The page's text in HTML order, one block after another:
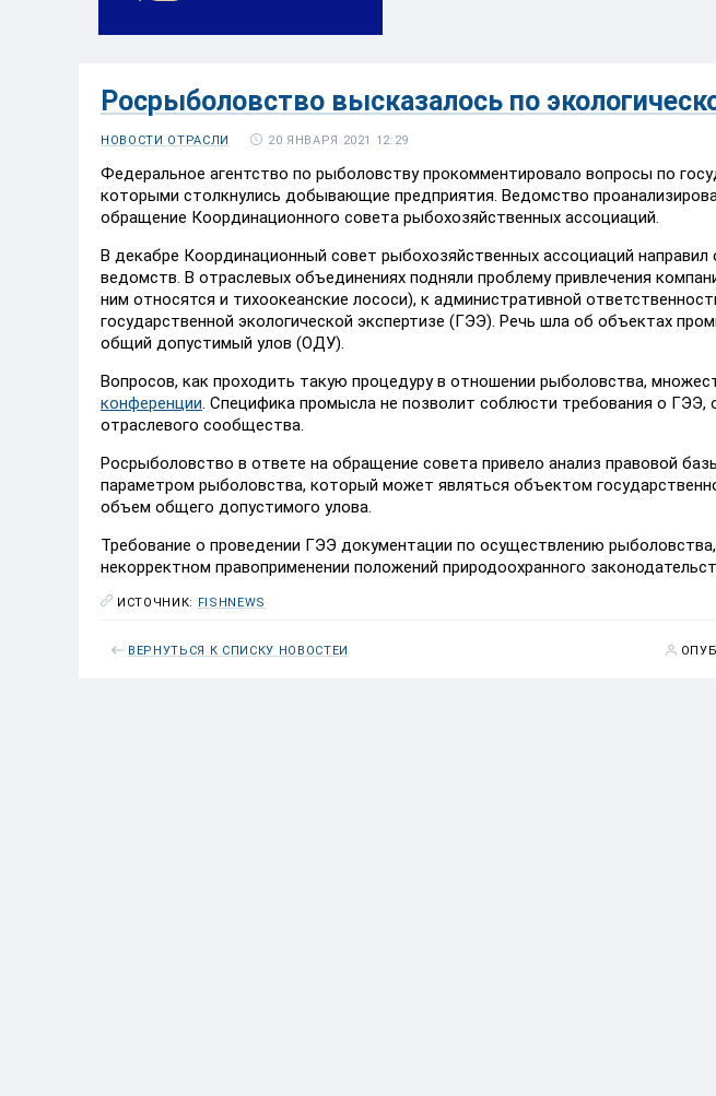
Росрыболовство высказалось по
НОВОСТИ ОТРАСЛИ 20 ЯНВАРЯ 2021 12:29
Федеральное агентство по рыболовству прокомментировало вопросы по
которыми столкнулись добывающие предприятия. Ведомство
обращение Координационного совета рыбохозяйственных ассоциаций.
В декабре Координационный совет рыбохозяйственных ассоциаций
ведомств. В отраслевых объединениях подняли проблему привлечения
ним относятся и тихоокеанские лососи), к административной
государственной экологической экспертизе (ГЭЭ). Речь шла об объектах
общий допустимый улов (ОДУ).
Вопросов, как проходить такую процедуру в отношении рыболовства,
конференции. Специфика промысла не позволит соблюсти требования о ГЭЭ,
отраслевого сообщества.
Росрыболовство в ответе на обращение совета привело анализ правовой
параметром рыболовства, который может являться объектом
объем общего допустимого улова.
Требование о проведении ГЭЭ документации по осуществлению
некорректном правоприменении положений природоохранного
ИСТОЧНИК: FISHNEWS
ВЕРНУТЬСЯ К СПИСКУ НОВОСТЕЙ